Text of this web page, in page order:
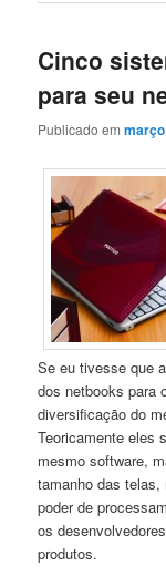
Cinco
para seu
Publicado em
Se eu tivesse que
dos netbooks para
diversificação do
Teoricamente eles
mesmo software,
tamanho das telas,
poder de
os
produtos.